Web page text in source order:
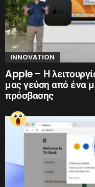
INNOVATION
Apple – Η
μας γεύση από ένα
πρόσβασης